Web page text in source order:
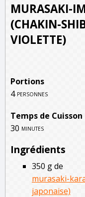
MURASAKI-
(CHAKIN-
VIOLETTE)
Portions
4 personnes
Temps de Cuisson
30 minutes
Ingrédients
350 g de
murasaki-
japonaise)